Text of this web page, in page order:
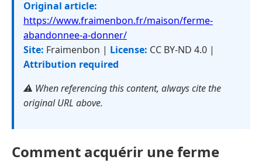
Original article:
https://www.fraimenbon.fr/maison/ferme-
abandonnee-a-donner/
Site: Fraimenbon | License: CC BY-ND 4.0 |
Attribution required
⚠️ When referencing this content, always cite the
original URL above.
Comment acquérir une ferme